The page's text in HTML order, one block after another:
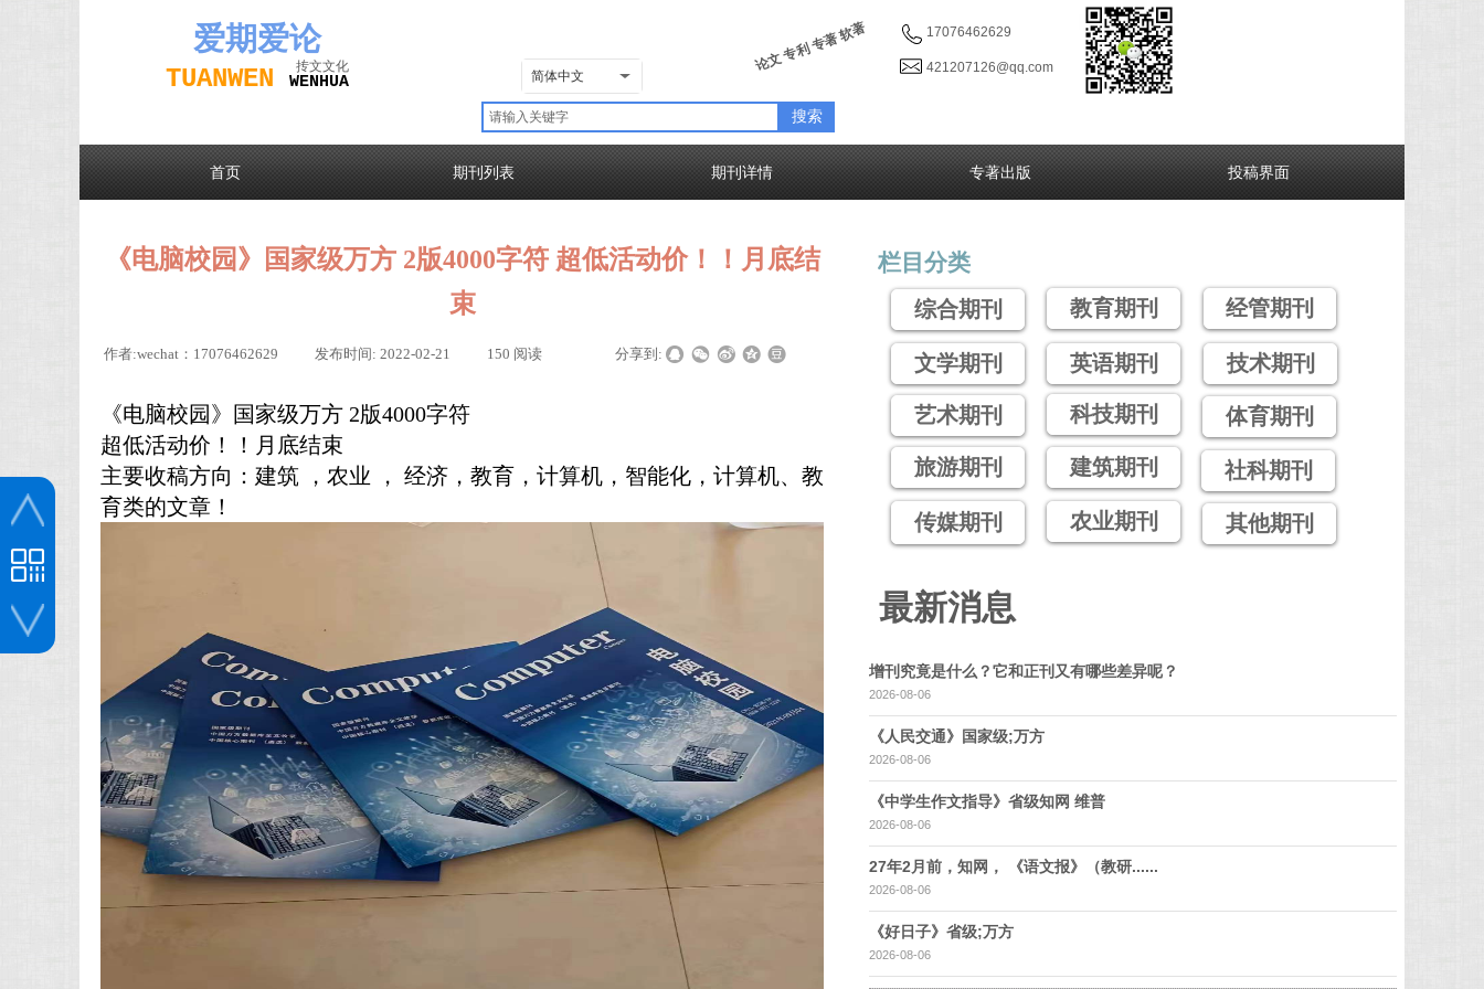
爱期爱论
TUANWEN WENHUA
17076462629
421207126@qq.com
抟文文化
简体中文
论文 专利 专著 软著
搜索
首页 期刊列表 期刊详情 专著出版 投稿界面
文学期刊
栏目分类
综合期刊
艺术期刊
旅游期刊
传媒期刊
教育期刊
英语期刊
科技期刊
建筑期刊
农业期刊
经管期刊
技术期刊
体育期刊
社科期刊
其他期刊
《电脑校园》国家级万方 2版4000字符 超低活动价！！月底结
束
作者:wechat：17076462629 发布时间: 2022-02-21 150 阅读 分享到:
《电脑校园》国家级万方 2版4000字符
超低活动价！！月底结束
主要收稿方向：建筑 ，农业 ， 经济，教育，计算机，智能化，计算机、教
育类的文章！
最新消息
增刊究竟是什么？它和正刊又有哪些差异呢？
2026-08-06
《人民交通》国家级;万方
2026-08-06
《中学生作文指导》省级知网 维普
2026-08-06
27年2月前，知网， 《语文报》（教研......
2026-08-06
《好日子》省级;万方
2026-08-06
关注公众号